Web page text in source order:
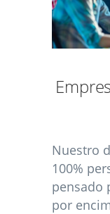
Nuestro
100%
pensado
por